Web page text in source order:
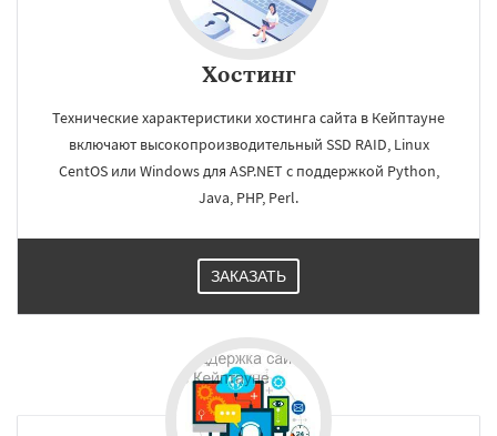
Хостинг
Технические характеристики хостинга сайта в Кейптауне
включают высокопроизводительный SSD RAID, Linux
CentOS или Windows для ASP.NET c поддержкой Python,
Java, PHP, Perl.
ЗАКАЗАТЬ